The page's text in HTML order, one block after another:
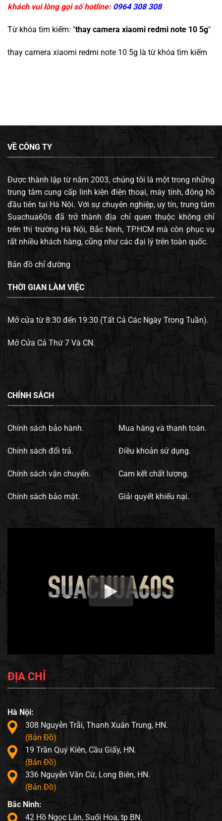
khách vui lòng gọi số hotline: 0964 308 308
Từ khóa tìm kiếm: "thay camera xiaomi redmi note 10 5g"
thay camera xiaomi redmi note 10 5g là từ khóa tìm kiếm
VỀ CÔNG TY
Được thành lập từ năm 2003, chúng tôi là một trong những
trung tâm cung cấp linh kiện điện thoại, máy tính, đông hồ
đầu tiên tại Hà Nội. Với sự chuyên nghiệp, uy tín, trung tâm
Suachua60s đã trở thành địa chỉ quen thuộc không chỉ
trên thị trường Hà Nội, Bắc Ninh, TP.HCM mà còn phục vụ
rất nhiều khách hàng, cũng như các đại lý trên toàn quốc.
Bản đồ chỉ đường
THỜI GIAN LÀM VIỆC
Mở cửa từ 8:30 đến 19:30 (Tất Cả Các Ngày Trong Tuần).
Mở Cửa Cả Thứ 7 Và CN.
CHÍNH SÁCH
Chính sách bảo hành.
Chính sách đổi trả.
Chính sách vận chuyển.
Chính sách bảo mật.
Mua hàng và thanh toán.
Điều khoản sử dụng.
Cam kết chất lượng.
Giải quyết khiếu nại.
ĐỊA CHỈ
Hà Nội:
308 Nguyễn Trãi, Thanh Xuân Trung, HN.
(Bản Đồ)
19 Trần Quý Kiên, Cầu Giấy, HN.
(Bản Đồ)
336 Nguyễn Văn Cừ, Long Biên, HN.
(Bản Đồ)
Bắc Ninh:
42 Hồ Ngọc Lân, Suối Hoa, tp BN.